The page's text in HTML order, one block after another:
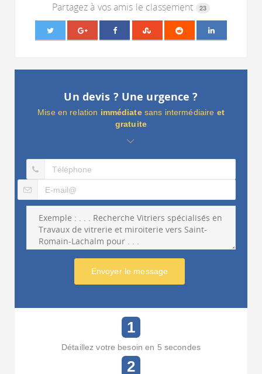
Partagez à vos amis le classement 23
Un devis ? Une urgence ?
Mise en relation immédiatesans intermédiaire et
gratuite
Envoyer le message
1
Détaillez votre besoin en 5 secondes
2